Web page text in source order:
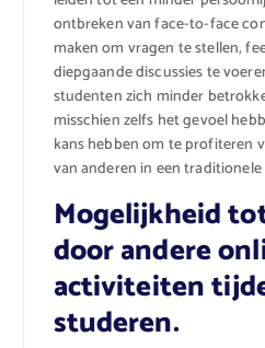
ontbreken van face-to-face
maken om vragen te stellen,
diepgaande discussies te
studenten zich minder
misschien zelfs het gevoel
kans hebben om te profiteren
van anderen in een
Mogelijkheid
door andere
activiteiten
studeren.